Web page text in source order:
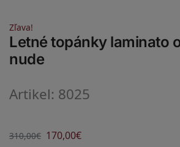
Zľava!
Letné topánky laminato
nude
Artikel: 8025
310,00€ 170,00€